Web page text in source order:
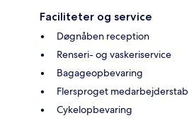
Faciliteter og service
Døgnåben reception
Renseri- og vaskeriservice
Bagageopbevaring
Flersproget medarbejderstab
Cykelopbevaring